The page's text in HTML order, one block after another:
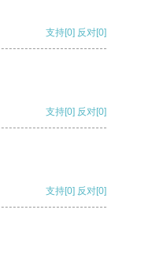
支持[0] 反对[0]
支持[0] 反对[0]
支持[0] 反对[0]